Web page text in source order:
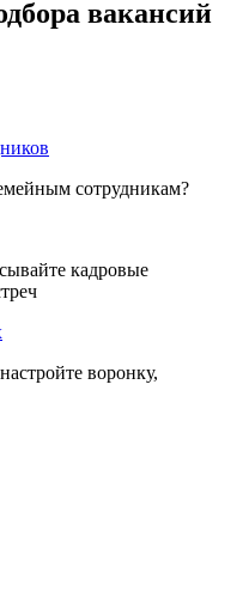
вакансий
сотрудникам?
кадровые
воронку,